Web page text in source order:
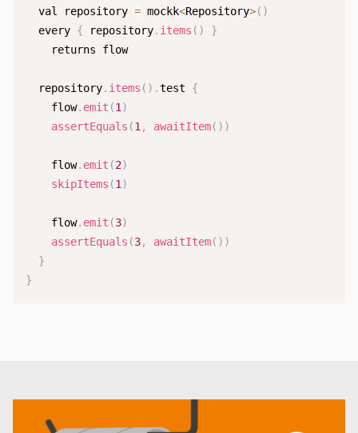
  val repository
= mockk<Repository>( )
  every
{ repository. items ( )
}
    returns flow
  repository
. items ( ) .test {
    flow
. emit (1)
assertEquals (1, awaitItem( ) )
    flow
. emit (2)
skipItems (1)
    flow
. emit (3)
assertEquals (3, awaitItem( ) )
}
}